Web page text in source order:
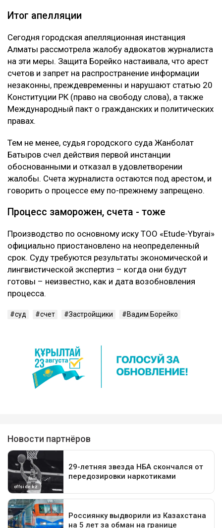
Итог апелляции
Сегодня городская апелляционная инстанция
Алматы рассмотрела жалобу адвокатов журналиста
на эти меры. Защита Борейко настаивала, что арест
счетов и запрет на распространение информации
незаконны, преждевременны и нарушают статью 20
Конституции РК (право на свободу слова), а также
Международный пакт о гражданских и политических
правах.
Тем не менее, судья городского суда Жанболат
Батыров счел действия первой инстанции
обоснованными и отказал в удовлетворении
жалобы. Счета журналиста остаются под арестом, и
говорить о процессе ему по-прежнему запрещено.
Процесс заморожен, счета - тоже
Производство по основному иску ТОО «Etude-Ybyrai»
официально приостановлено на неопределенный
срок. Суду требуются результаты экономической и
лингвистической экспертиз – когда они будут
готовы – неизвестно, как и дата возобновления
процесса.
суд счет Застройщики Вадим Борейко